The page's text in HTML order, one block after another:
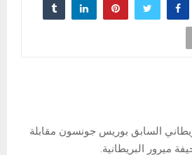
السابق بوريس جونسون مقابلة
ميرور البريطانية.